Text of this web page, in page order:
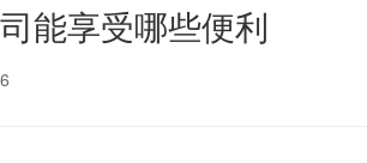
能享受哪些便利